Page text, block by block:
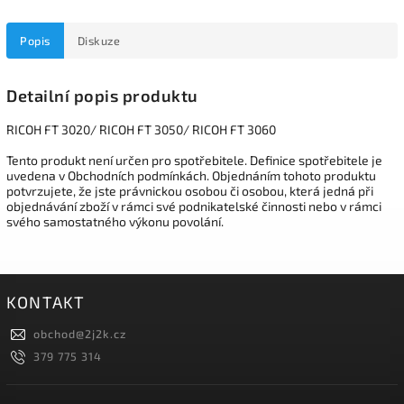
Popis Diskuze
Detailní popis produktu
RICOH FT 3020/ RICOH FT 3050/ RICOH FT 3060
Tento produkt není určen pro spotřebitele. Definice spotřebitele je
uvedena v Obchodních podmínkách. Objednáním tohoto produktu
potvrzujete, že jste právnickou osobou či osobou, která jedná při
objednávání zboží v rámci své podnikatelské činnosti nebo v rámci
svého samostatného výkonu povolání.
KONTAKT
obchod@2j2k.cz
379 775 314